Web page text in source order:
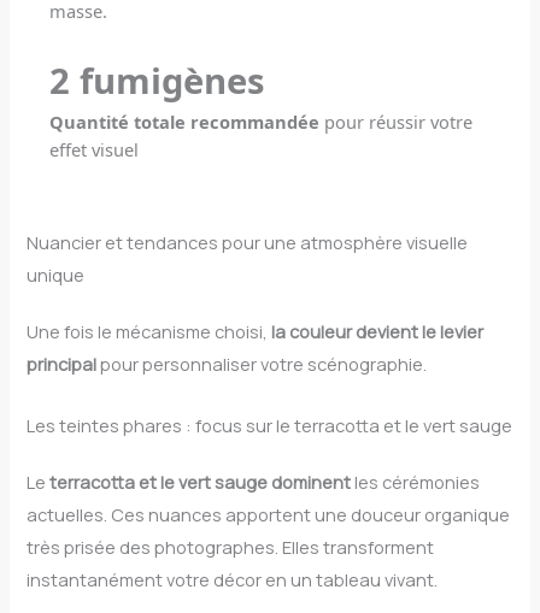
masse.
2 fumigènes
Quantité totale recommandée pour réussir votre
effet visuel
Nuancier et tendances pour une atmosphère visuelle
unique
Une fois le mécanisme choisi, la couleur devient le levier
principalpour personnaliser votre scénographie.
Les teintes phares : focus sur le terracotta et le vert sauge
Leterracotta et le vert sauge dominent les cérémonies
actuelles. Ces nuances apportent une douceur organique
très prisée des photographes. Elles transforment
instantanément votre décor en un tableau vivant.